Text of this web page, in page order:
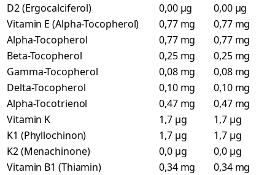
D2 (Ergocalciferol)
0,00 µg
0,00 µg
Vitamin E (Alpha-Tocopherol)
0,77 mg
0,77 mg
Alpha-Tocopherol
0,77 mg
0,77 mg
Beta-Tocopherol
0,25 mg
0,25 mg
Gamma-Tocopherol
0,08 mg
0,08 mg
Delta-Tocopherol
0,10 mg
0,10 mg
Alpha-Tocotrienol
0,47 mg
0,47 mg
Vitamin K
1,7 µg
1,7 µg
K1 (Phyllochinon)
1,7 µg
1,7 µg
K2 (Menachinone)
0,0 µg
0,0 µg
Vitamin B1 (Thiamin)
0,34 mg
0,34 mg